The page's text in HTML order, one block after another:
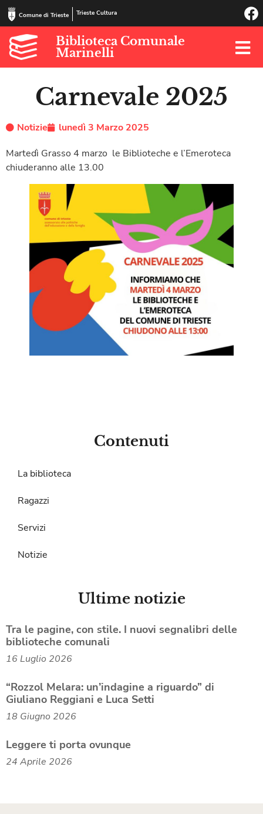
Comune di Trieste Trieste Cultura
Biblioteca Comunale
Marinelli
Carnevale 2025
Notizie
lunedì 3 Marzo 2025
Martedì Grasso 4 marzo le Biblioteche e l’Emeroteca
chiuderanno alle 13.00
Contenuti
La biblioteca
Ragazzi
Servizi
Notizie
Ultime notizie
Tra le pagine, con stile. I nuovi segnalibri delle
biblioteche comunali
16 Luglio 2026
“Rozzol Melara: un’indagine a riguardo” di
Giuliano Reggiani e Luca Setti
18 Giugno 2026
Leggere ti porta ovunque
24 Aprile 2026